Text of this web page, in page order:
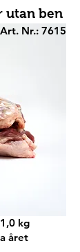
utan ben
Art. Nr.: 7615
kg
året